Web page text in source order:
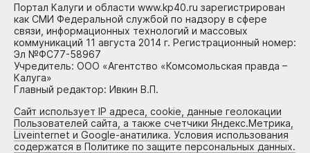
Портал Калуги и области www.kp40.ru зарегистрирован
как СМИ Федеральной службой по надзору в сфере
связи, информационных технологий и массовых
коммуникаций 11 августа 2014 г. Регистрационный номер:
Эл №ФС77-58967
Учредитель: ООО «Агентство «Комсомольская правда –
Калуга»
Главный редактор: Ивкин В.П.
Сайт использует IP адреса, cookie, данные геолокации
Пользователей сайта, а также счетчики Яндекс.Метрика,
Liveinternet и Google-анатилика. Условия использования
содержатся в Политике по защите персональных данных.